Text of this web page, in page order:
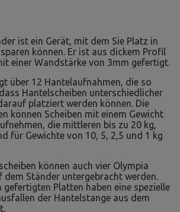
ist ein Gerät, mit dem Sie Platz in
können. Er ist aus dickem Profil
einer Wandstärke von 3mm gefertigt.
über 12 Hantelaufnahmen, die so
Hantelscheiben unterschiedlicher
platziert werden können. Die
können Scheiben mit einem Gewicht
die mittleren bis zu 20 kg,
für Gewichte von 10, 5, 2,5 und 1 kg
können auch vier Olympia
dem Ständer untergebracht werden.
gefertigten Platten haben eine spezielle
der Hantelstange aus dem